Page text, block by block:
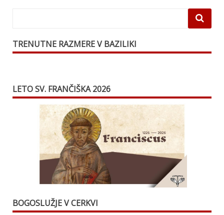
TRENUTNE RAZMERE V BAZILIKI
LETO SV. FRANČIŠKA 2026
BOGOSLUŽJE V CERKVI